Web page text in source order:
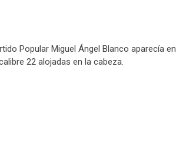
Popular Miguel Ángel Blanco aparecía en
22 alojadas en la cabeza.